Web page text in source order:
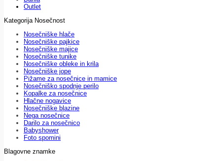
Outlet
Kategorija Nosečnost
Nosečniške hlače
Nosečniške pajkice
Nosečniške majice
Nosečniške tunike
Nosečniške obleke in krila
Nosečniške jope
Pižame za nosečnice in mamice
Nosečniško spodnje perilo
Kopalke za nosečnice
Hlačne nogavice
Nosečniške blazine
Nega nosečnice
Darilo za nosečnico
Babyshower
Foto spomini
Blagovne znamke